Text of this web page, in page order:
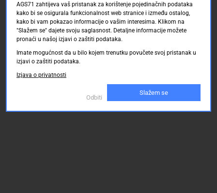
AGS71 zahtijeva vaš pristanak za korištenje pojedinačnih podataka
kako bi se osigurala funkcionalnost web stranice i između ostalog,
kako bi vam pokazao informacije o vašim interesima. Klikom na
"Slažem se" dajete svoju saglasnost. Detaljne informacije možete
pronaći u našoj izjavi o zaštiti podataka.
Imate mogućnost da u bilo kojem trenutku povučete svoj pristanak u
izjavi o zaštiti podataka.
Izjava o privatnosti
Odbiti
Slažem se